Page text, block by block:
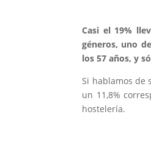
Casi el 19%
géneros, uno
los 57 años, y
Si hablamos de
un 11,8%
hostelería.